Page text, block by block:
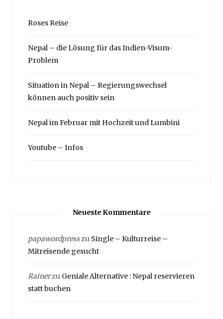
Roses Reise
Nepal – die Lösung für das Indien-Visum-
Problem
Situation in Nepal – Regierungswechsel
können auch positiv sein
Nepal im Februar mit Hochzeit und Lumbini
Youtube – Infos
Neueste Kommentare
papawordpresszu Single – Kulturreise –
Mitreisende gesucht
Rainerzu Geniale Alternative : Nepal reservieren
statt buchen